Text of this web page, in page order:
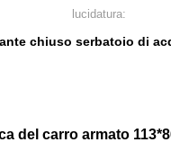
lucidatura:
chiuso serbatoio di
del carro armato